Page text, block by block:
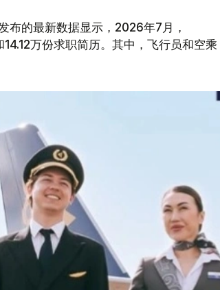
布的最新数据显示，2026年7月，
万份求职简历。其中，飞行员和空乘